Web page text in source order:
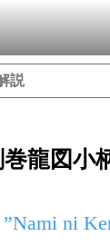
説
巻龍図
ni